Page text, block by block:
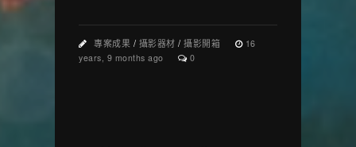
專案成果 / 攝影器材 / 攝影開箱
16
years, 9 months ago
0